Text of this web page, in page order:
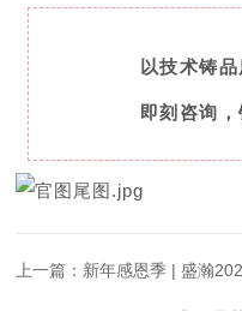
以技术铸
即刻咨询
上一篇： 新年感恩季 | 盛瀚2026